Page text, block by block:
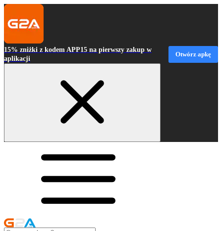
15% zniżki z kodem APP15 na pierwszy zakup w
aplikacji
Otwórz apkę